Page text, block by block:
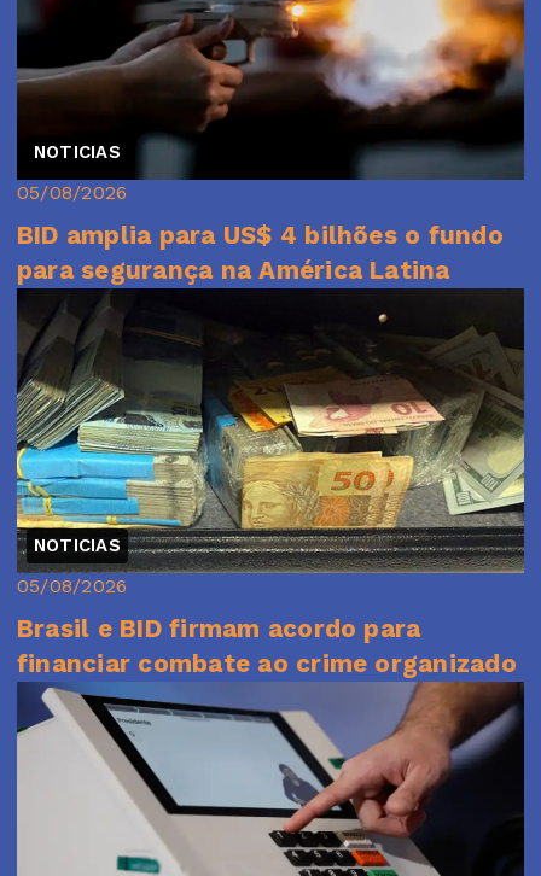
NOTICIAS
05/08/2026
BID amplia para US$ 4 bilhões o fundo
para segurança na América Latina
NOTICIAS
05/08/2026
Brasil e BID firmam acordo para
financiar combate ao crime organizado